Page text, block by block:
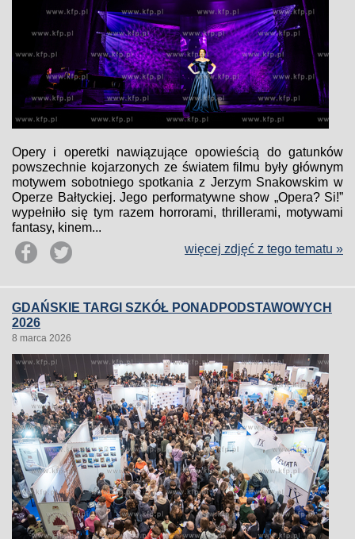
Opery i operetki nawiązujące opowieścią do gatunków
powszechnie kojarzonych ze światem filmu były głównym
motywem sobotniego spotkania z Jerzym Snakowskim w
Operze Bałtyckiej. Jego performatywne show „Opera? Si!”
wypełniło się tym razem horrorami, thrillerami, motywami
fantasy, kinem...
więcej zdjęć z tego tematu »
GDAŃSKIE TARGI SZKÓŁ PONADPODSTAWOWYCH
2026
8 marca 2026